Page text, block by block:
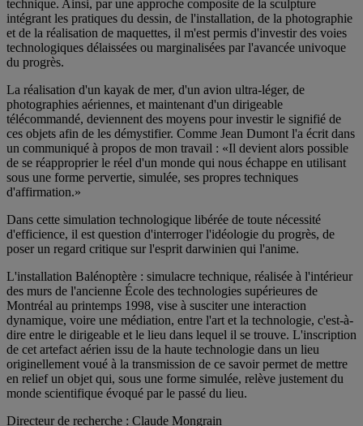
technique. Ainsi, par une approche composite de la sculpture
intégrant les pratiques du dessin, de l'installation, de la photographie
et de la réalisation de maquettes, il m'est permis d'investir des voies
technologiques délaissées ou marginalisées par l'avancée univoque
du progrès.
La réalisation d'un kayak de mer, d'un avion ultra-léger, de
photographies aériennes, et maintenant d'un dirigeable
télécommandé, deviennent des moyens pour investir le signifié de
ces objets afin de les démystifier. Comme Jean Dumont l'a écrit dans
un communiqué à propos de mon travail : «Il devient alors possible
de se réapproprier le réel d'un monde qui nous échappe en utilisant
sous une forme pervertie, simulée, ses propres techniques
d'affirmation.»
Dans cette simulation technologique libérée de toute nécessité
d'efficience, il est question d'interroger l'idéologie du progrès, de
poser un regard critique sur l'esprit darwinien qui l'anime.
L'installation Balénoptère : simulacre technique, réalisée à l'intérieur
des murs de l'ancienne École des technologies supérieures de
Montréal au printemps 1998, vise à susciter une interaction
dynamique, voire une médiation, entre l'art et la technologie, c'est-à-
dire entre le dirigeable et le lieu dans lequel il se trouve. L'inscription
de cet artefact aérien issu de la haute technologie dans un lieu
originellement voué à la transmission de ce savoir permet de mettre
en relief un objet qui, sous une forme simulée, relève justement du
monde scientifique évoqué par le passé du lieu.
Directeur de recherche : Claude Mongrain